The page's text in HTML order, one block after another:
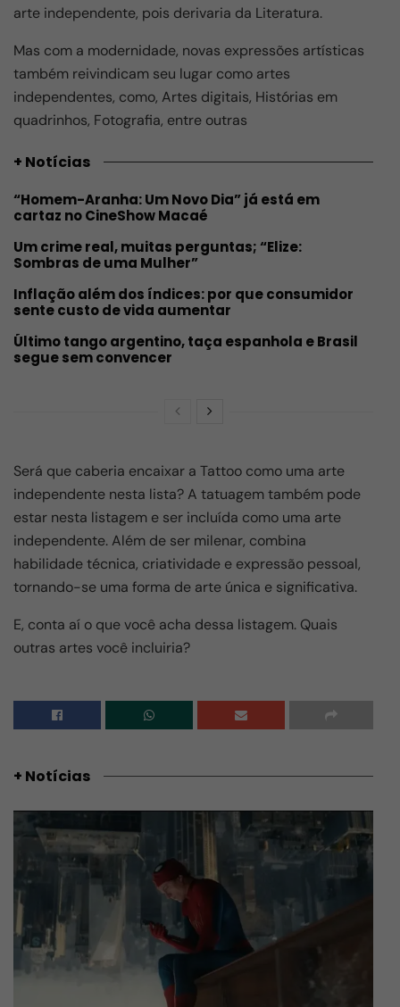
arte independente, pois derivaria da Literatura.
Mas com a modernidade, novas expressões artísticas
também reivindicam seu lugar como artes
independentes, como, Artes digitais, Histórias em
quadrinhos, Fotografia, entre outras
+ Notícias
“Homem-Aranha: Um Novo Dia” já está em
cartaz no CineShow Macaé
Um crime real, muitas perguntas; “Elize:
Sombras de uma Mulher”
Inflação além dos índices: por que consumidor
sente custo de vida aumentar
Último tango argentino, taça espanhola e Brasil
segue sem convencer
Será que caberia encaixar a Tattoo como uma arte
independente nesta lista? A tatuagem também pode
estar nesta listagem e ser incluída como uma arte
independente. Além de ser milenar, combina
habilidade técnica, criatividade e expressão pessoal,
tornando-se uma forma de arte única e significativa.
E, conta aí o que você acha dessa listagem. Quais
outras artes você incluiria?
+ Notícias